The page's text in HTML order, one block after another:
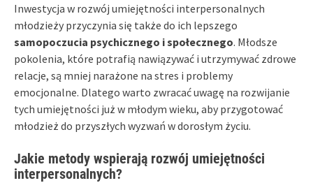
Inwestycja w rozwój umiejętności interpersonalnych
młodzieży przyczynia się także do ich lepszego
samopoczucia psychicznego i społecznego. Młodsze
pokolenia, które potrafią nawiązywać i utrzymywać zdrowe
relacje, są mniej narażone na stres i problemy
emocjonalne. Dlatego warto zwracać uwagę na rozwijanie
tych umiejętności już w młodym wieku, aby przygotować
młodzież do przyszłych wyzwań w dorosłym życiu.
Jakie metody wspierają rozwój umiejętności
interpersonalnych?